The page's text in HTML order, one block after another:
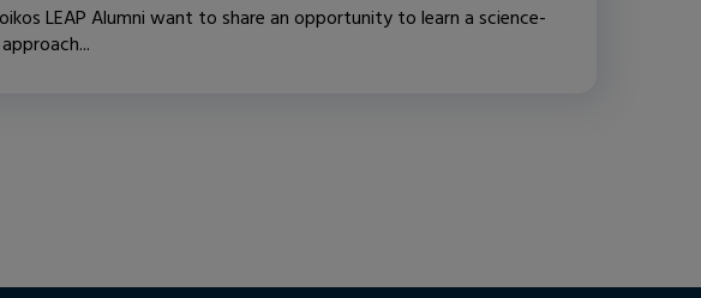
LEAP Alumni want to share an opportunity to learn a science-